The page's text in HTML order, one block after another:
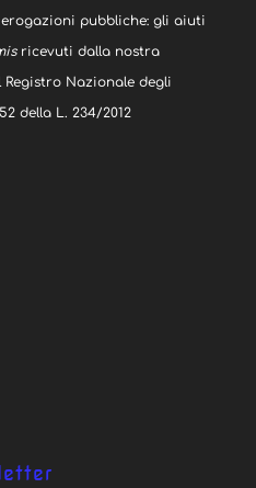
pubbliche: gli aiuti
ricevuti dalla nostra
Nazionale degli
della L. 234/2012